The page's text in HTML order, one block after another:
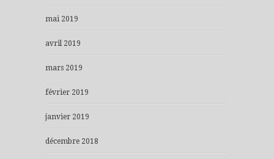
mai 2019
avril 2019
mars 2019
février 2019
janvier 2019
décembre 2018